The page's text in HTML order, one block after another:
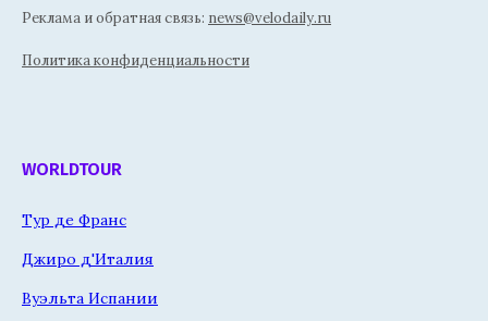
Реклама и обратная связь: news@velodaily.ru
Политика конфиденциальности
WORLDTOUR
Тур де Франс
Джиро д'Италия
Вуэльта Испании